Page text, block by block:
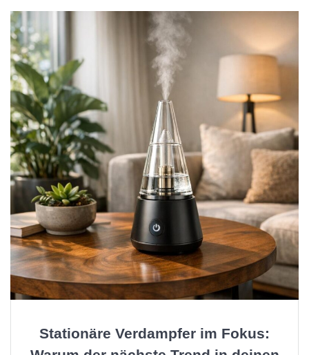
Stationäre Verdampfer im Fokus: